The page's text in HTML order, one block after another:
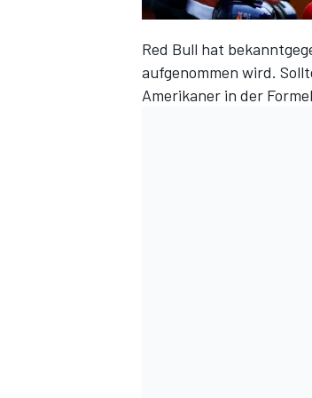
Red Bull hat
aufgenommen wird.
Amerikaner in der